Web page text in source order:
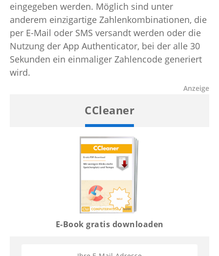
eingegeben werden. Möglich sind unter
anderem einzigartige Zahlenkombinationen, die
per E-Mail oder SMS versandt werden oder die
Nutzung der App Authenticator, bei der alle 30
Sekunden ein einmaliger Zahlencode generiert
wird.